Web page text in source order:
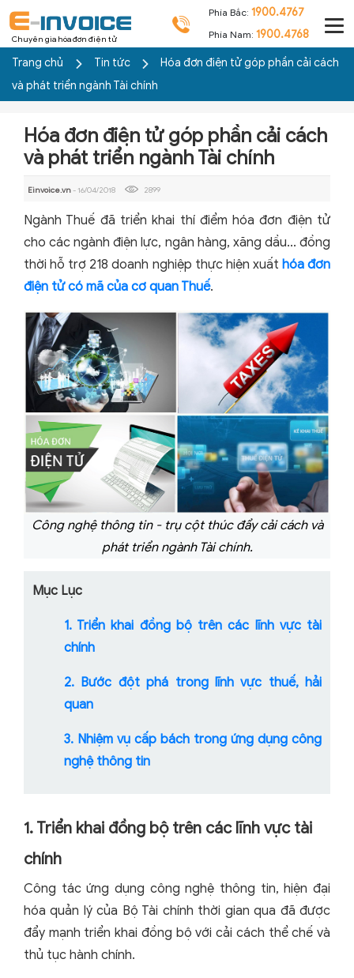
Chuyên gia hóa đơn điện tử
Phía Bắc: 1900.4767
Phía Nam: 1900.4768
Trang chủ Tin tức
Hóa đơn điện tử góp phần cải cách
và phát triển ngành Tài chính
Hóa đơn điện tử góp phần cải cách
và phát triển ngành Tài chính
Einvoice.vn- 16/04/2018 2899
Ngành Thuế đã triển khai thí điểm hóa đơn điện tử
cho các ngành điện lực, ngân hàng, xăng dầu... đồng
thời hỗ trợ 218 doanh nghiệp thực hiện xuất hóa đơn
điện tử có mã của cơ quan Thuế.
Công nghệ thông tin - trụ cột thúc đẩy cải cách và
phát triển ngành Tài chính.
Mục Lục
1. Triển khai đồng bộ trên các lĩnh vực tài
chính
2. Bước đột phá trong lĩnh vực thuế, hải
quan
3. Nhiệm vụ cấp bách trong ứng dụng công
nghệ thông tin
1. Triển khai đồng bộ trên các lĩnh vực tài
chính
Công tác ứng dụng công nghệ thông tin, hiện đại
hóa quản lý của Bộ Tài chính thời gian qua đã được
đẩy mạnh triển khai đồng bộ với cải cách thể chế và
thủ tục hành chính.